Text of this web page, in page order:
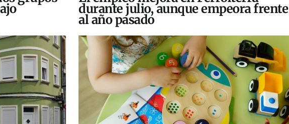
durante julio, aunque empeora frente
al año pasado